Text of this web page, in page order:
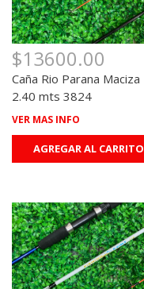
$13600.00
Caña Rio Parana Maciza
2.40 mts 3824
VER MAS INFO
AGREGAR AL CARRITO